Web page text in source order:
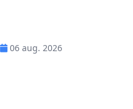
06 aug. 2026